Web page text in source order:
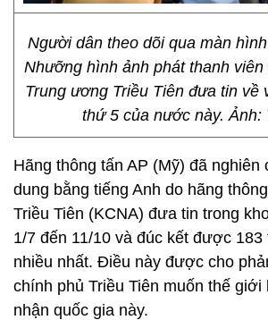
Người dân theo dõi qua màn
Nhưỡng hình ảnh phát thanh
Trung ương Triều Tiên đưa tin về
thứ 5 của nước này. Ảnh:
Hãng thông tấn AP (Mỹ) đã nghiên
dung bằng tiếng Anh do hãng
Triều Tiên (KCNA) đưa tin trong
1/7 đến 11/10 và đúc kết được
nhiều nhất. Điều này được cho
chính phủ Triều Tiên muốn thế giới
nhận quốc gia này.